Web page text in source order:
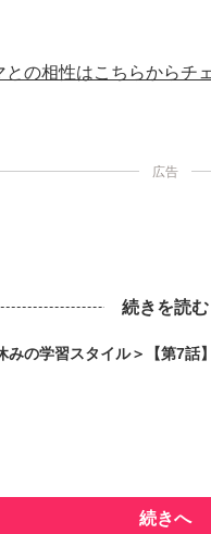
の相性はこちらからチ
広告
続きを読む
みの学習スタイル＞【第7話】
続きへ